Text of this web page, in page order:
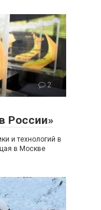
2
России»
и технологий в
в Москве